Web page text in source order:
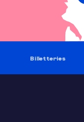
Billetteries